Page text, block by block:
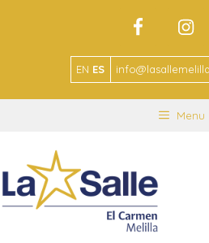
EN ES
Menu